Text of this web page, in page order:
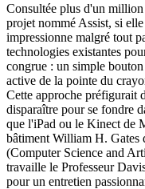
Consultée plus d'un
projet nommé Assist, si
impressionne malgré tout
technologies existantes
congrue : un simple
active de la pointe du
Cette approche préfigurait
disparaître pour se fondre
que l'iPad ou le Kinect de
bâtiment William H. Gates
(Computer Science and
travaille le Professeur
pour un entretien